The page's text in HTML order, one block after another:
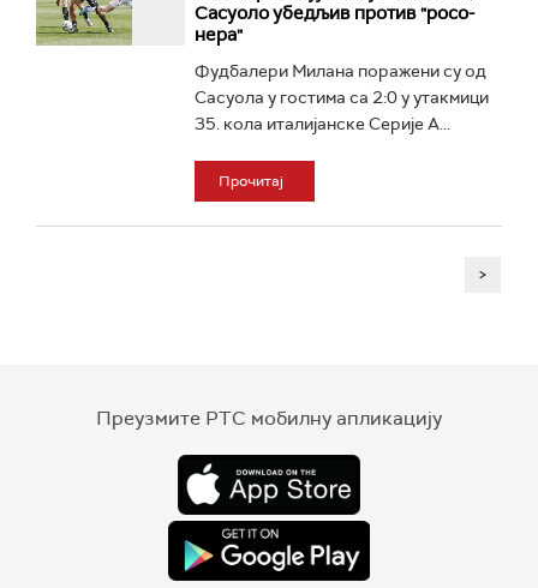
Сасуоло убедљив против "росо-
нера"
Фудбалери Милана поражени су од
Сасуола у гостима са 2:0 у утакмици
35. кола италијанске Серије А...
Прочитај
>
Преузмите РТС мобилну апликацију